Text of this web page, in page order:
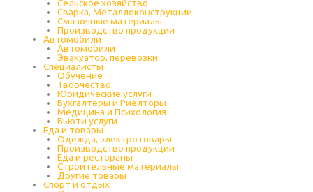
Cельское хозяйство
Сварка, Металлоконструкции
Cмазочные материалы
Производство продукции
Автомобили
Автомобили
Эвакуатор, перевозки
Специалисты
Обучение
Творчество
Юридические услуги
Бухгалтеры и Риелторы
Медицина и Психология
Бьюти услуги
Еда и товары
Одежда, электротовары
Производство продукции
Еда и рестораны
Строительные материалы
Другие товары
Спорт и отдых